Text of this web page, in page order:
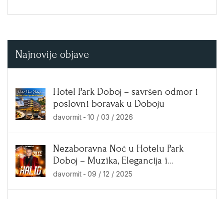
Najnovije objave
Hotel Park Doboj – savršen odmor i
poslovni boravak u Doboju
davormit - 10 / 03 / 2026
Nezaboravna Noć u Hotelu Park
Doboj – Muzika, Elegancija i
Ekskluzivne Ponude!
davormit - 09 / 12 / 2025